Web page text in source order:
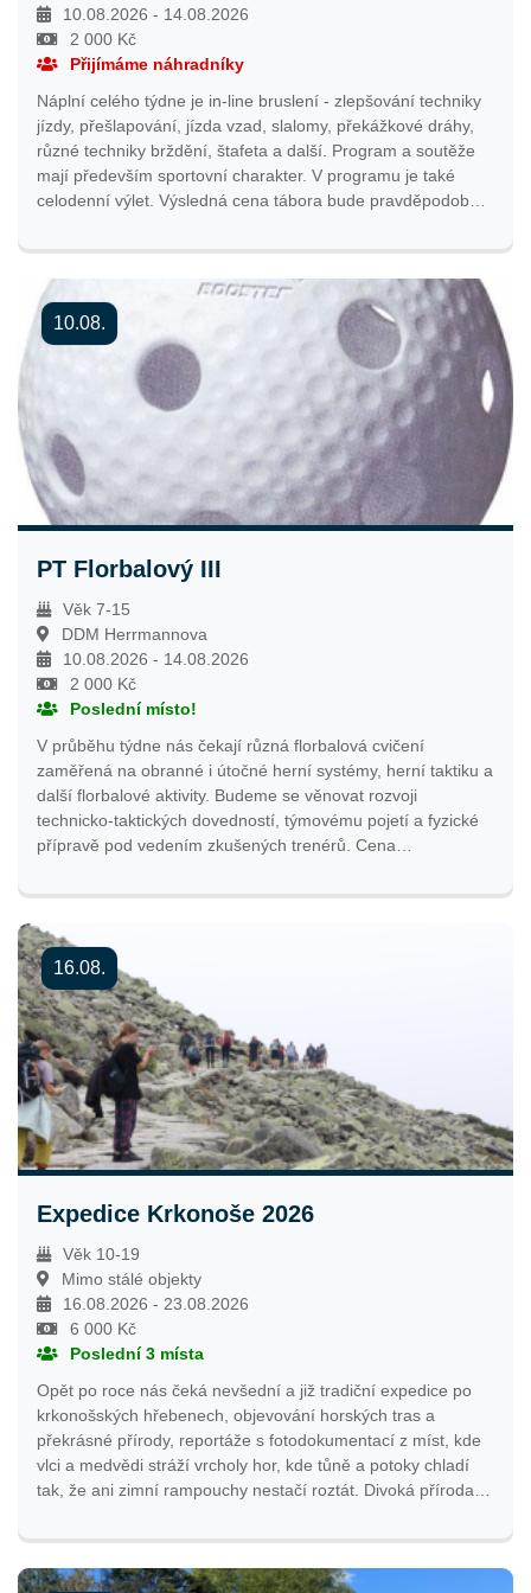
10.08.2026 - 14.08.2026
2 000 Kč
Přijímáme náhradníky
Náplní celého týdne je in-line bruslení - zlepšování techniky
jízdy, přešlapování, jízda vzad, slalomy, překážkové dráhy,
různé techniky brždění, štafeta a další. Program a soutěže
mají především sportovní charakter. V programu je také
celodenní výlet. Výsledná cena tábora bude pravděpodobně
hlavního města Prahy. Více podrobností najdete v
informačním e-mailu, který bude odeslán nejpozději týden
před začátkem tábora.
10.08.
PT Florbalový III
Věk 7-15
DDM Herrmannova
10.08.2026 - 14.08.2026
2 000 Kč
Poslední místo!
V průběhu týdne nás čekají různá florbalová cvičení
zaměřená na obranné i útočné herní systémy, herní taktiku a
další florbalové aktivity. Budeme se věnovat rozvoji
technicko-taktických dovedností, týmovému pojetí a fyzické
přípravě pod vedením zkušených trenérů. Cena
tábora může být pro pražské účastníky nižší v závislosti na
16.08.
Expedice Krkonoše 2026
Věk 10-19
Mimo stálé objekty
16.08.2026 - 23.08.2026
6 000 Kč
Poslední 3 místa
Opět po roce nás čeká nevšední a již tradiční expedice po
krkonošských hřebenech, objevování horských tras a
překrásné přírody, reportáže s fotodokumentací z míst, kde
vlci a medvědi stráží vrcholy hor, kde tůně a potoky chladí
tak, že ani zimní rampouchy nestačí roztát. Divoká příroda
na nejvyšším vrcholu zase nezapomenutelným zážitkem.
Čeká nás opět horská chata daleko od městského života na